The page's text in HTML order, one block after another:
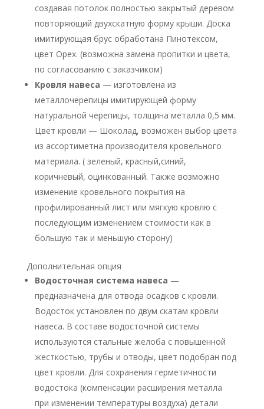
создавая потолок полностью закрытый деревом
повторяющий двухскатную форму крыши. Доска
имитирующая брус обработана Пинотексом,
цвет Орех. (возможна замена пропитки и цвета,
по согласованию с заказчиком)
Кровля навеса — изготовлена из
металлочерепицы имитирующей форму
натуральной черепицы, толщина металла 0,5 мм.
Цвет кровли — Шоколад, возможен выбор цвета
из ассортиметна производителя кровельного
материала. ( зеленый, красный,синий,
коричневый, оцинкованный. Также возможно
изменение кровельного покрытия на
профилированный лист или мягкую кровлю с
последующим изменением стоимости как в
большую так и меньшую сторону)
Дополнительная опция
Водосточная система навеса —
предназначена для отвода осадков с кровли.
Водосток установлен по двум скатам кровли
навеса. В составе водосточной системы
используются стальные желоба с повышенной
жесткостью, трубы и отводы, цвет подобран под
цвет кровли. Для сохранения герметичности
водостока (компенсации расширения металла
при изменении температуры воздуха) детали